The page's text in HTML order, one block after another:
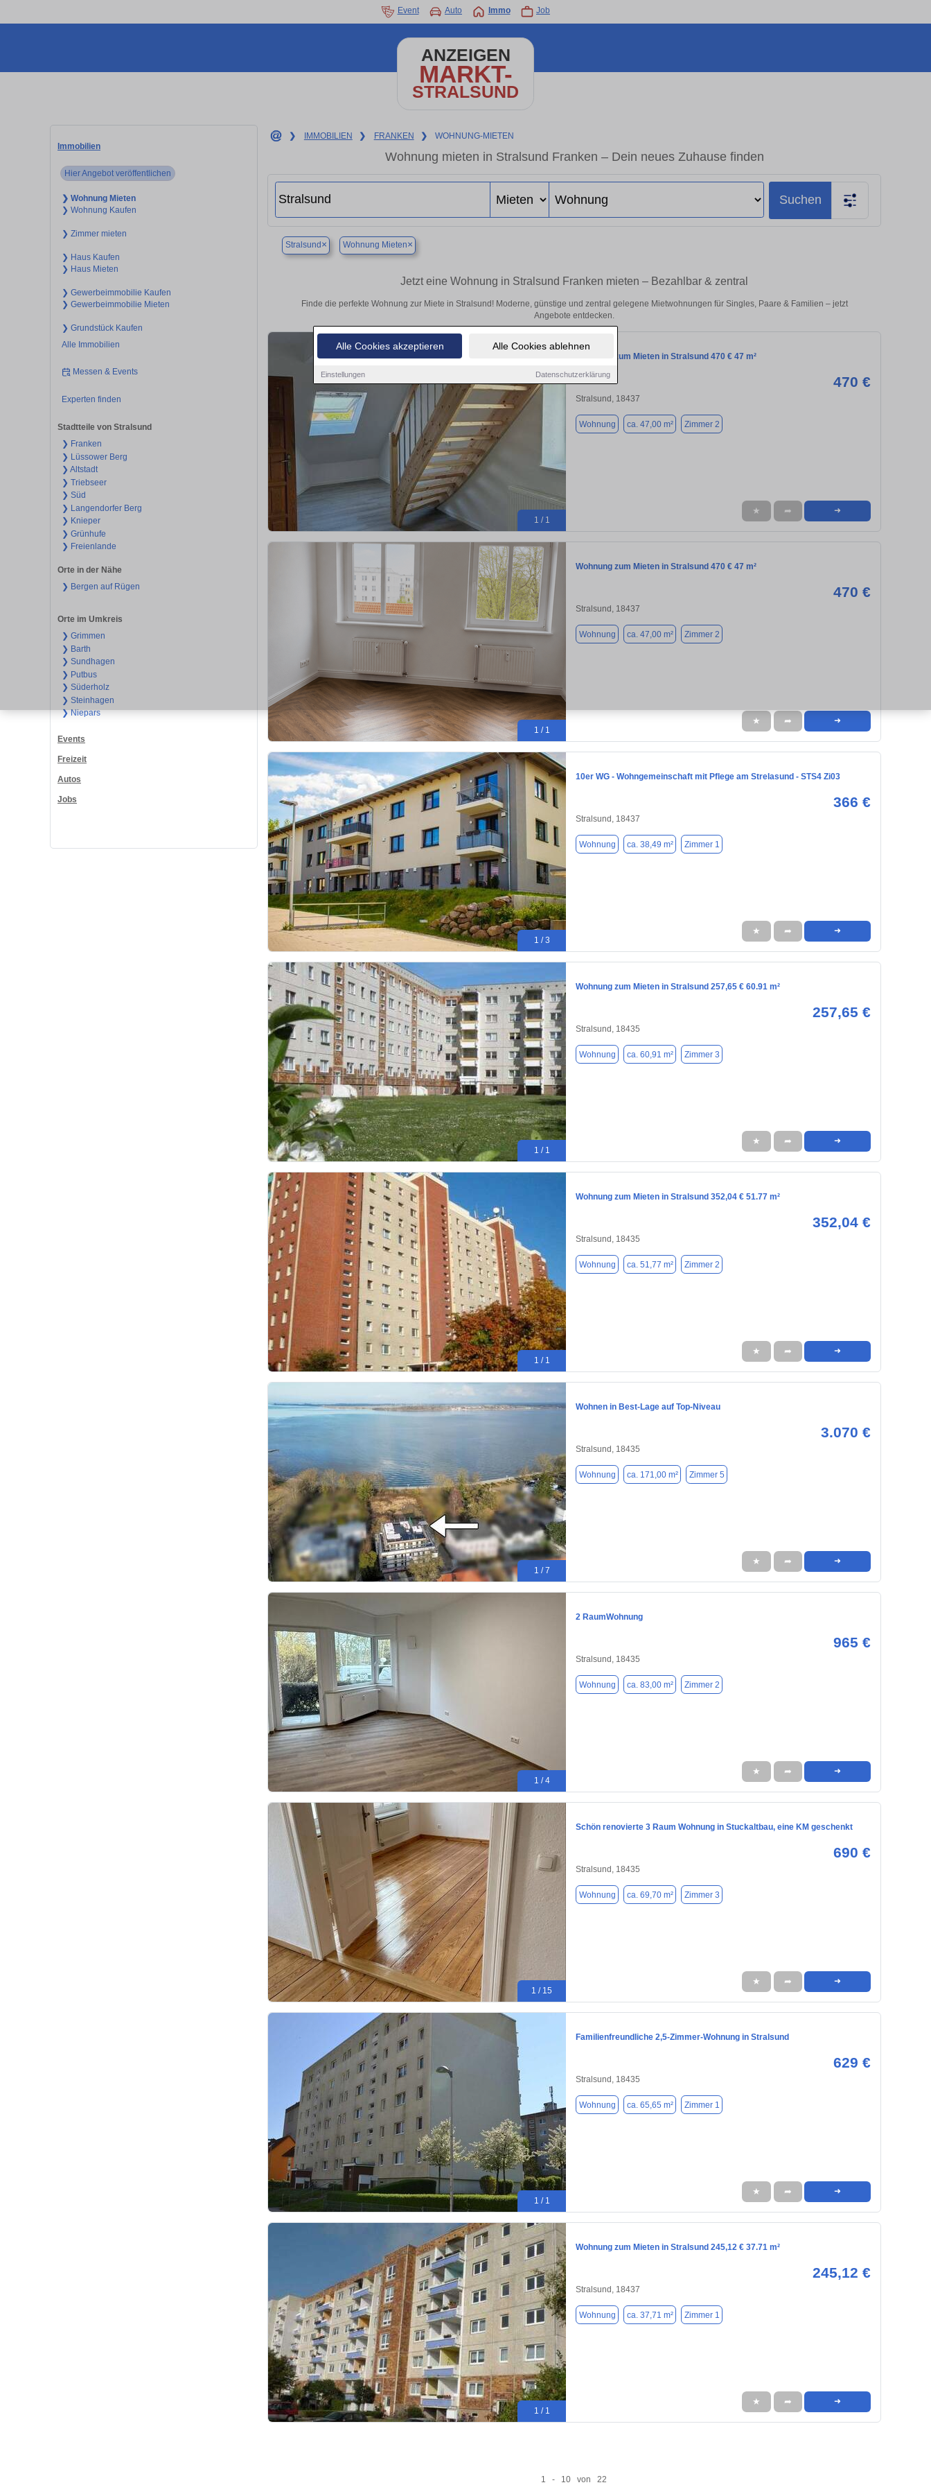
Alle Cookies akzeptieren Alle Cookies ablehnen
Einstellungen Datenschutzerklärung
Event Auto Immo Job
ANZEIGEN
MARKT-
STRALSUND
Immobilien
Hier Angebot veröffentlichen
❯ Wohnung Mieten
❯ Wohnung Kaufen
❯ Zimmer mieten
❯ Haus Kaufen
❯ Haus Mieten
❯ Gewerbeimmobilie Kaufen
❯ Gewerbeimmobilie Mieten
❯ Grundstück Kaufen
Alle Immobilien
Messen & Events
Experten finden
Stadtteile von Stralsund
❯ Franken
❯ Lüssower Berg
❯ Altstadt
❯ Triebseer
❯ Süd
❯ Langendorfer Berg
❯ Knieper
❯ Grünhufe
❯ Freienlande
Orte in der Nähe
❯ Bergen auf Rügen
Orte im Umkreis
❯ Grimmen
❯ Barth
❯ Sundhagen
❯ Putbus
❯ Süderholz
❯ Steinhagen
❯ Niepars
Events
Freizeit
Autos
Jobs
❯ IMMOBILIEN ❯ FRANKEN ❯ WOHNUNG-MIETEN
Wohnung mieten in Stralsund Franken – Dein neues Zuhause finden
Suchen
Stralsund × Wohnung Mieten×
Jetzt eine Wohnung in Stralsund Franken mieten – Bezahlbar & zentral
Finde die perfekte Wohnung zur Miete in Stralsund! Moderne, günstige und zentral gelegene Mietwohnungen für Singles, Paare & Familien – jetzt
Angebote entdecken.
1 / 1
Wohnung zum Mieten in Stralsund 470 € 47 m²
470 €
Stralsund, 18437
Wohnung ca. 47,00 m² Zimmer 2
★ ➦ ➜
1 / 1
Wohnung zum Mieten in Stralsund 470 € 47 m²
470 €
Stralsund, 18437
Wohnung ca. 47,00 m² Zimmer 2
★ ➦ ➜
1 / 3
10er WG - Wohngemeinschaft mit Pflege am Strelasund - STS4 Zi03
366 €
Stralsund, 18437
Wohnung ca. 38,49 m² Zimmer 1
★ ➦ ➜
1 / 1
Wohnung zum Mieten in Stralsund 257,65 € 60.91 m²
257,65 €
Stralsund, 18435
Wohnung ca. 60,91 m² Zimmer 3
★ ➦ ➜
1 / 1
Wohnung zum Mieten in Stralsund 352,04 € 51.77 m²
352,04 €
Stralsund, 18435
Wohnung ca. 51,77 m² Zimmer 2
★ ➦ ➜
1 / 7
Wohnen in Best-Lage auf Top-Niveau
3.070 €
Stralsund, 18435
Wohnung ca. 171,00 m² Zimmer 5
★ ➦ ➜
1 / 4
2 RaumWohnung
965 €
Stralsund, 18435
Wohnung ca. 83,00 m² Zimmer 2
★ ➦ ➜
1 / 15
Schön renovierte 3 Raum Wohnung in Stuckaltbau, eine KM geschenkt
690 €
Stralsund, 18435
Wohnung ca. 69,70 m² Zimmer 3
★ ➦ ➜
1 / 1
Familienfreundliche 2,5-Zimmer-Wohnung in Stralsund
629 €
Stralsund, 18435
Wohnung ca. 65,65 m² Zimmer 1
★ ➦ ➜
1 / 1
Wohnung zum Mieten in Stralsund 245,12 € 37.71 m²
245,12 €
Stralsund, 18437
Wohnung ca. 37,71 m² Zimmer 1
★ ➦ ➜
1 - 10 von 22